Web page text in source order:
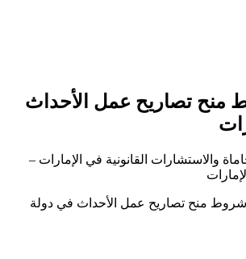
تصاريح عمل الأحداث
والاستشارات القانونية في الإمارات –
منح تصاريح عمل الأحداث في دولة